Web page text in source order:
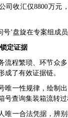
司收汇仅8800万元
号’盘旋在专案组成
定证据
流程繁琐、环节众
成了有效证据链。
唯一性规律，绘制
号查询集装箱流转过
唯一合法凭据，辨